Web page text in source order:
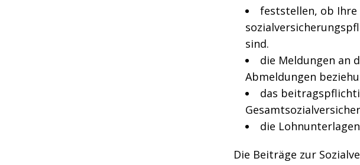
feststellen, ob
sind.
die Meldungen an
Abmeldungen
das
die
Die Beiträge zur